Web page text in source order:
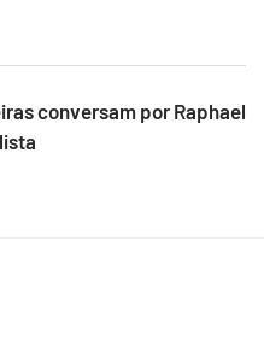
conversam por Raphael